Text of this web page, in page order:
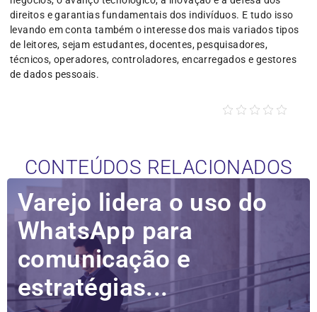
direitos e garantias fundamentais dos indivíduos. E tudo isso
levando em conta também o interesse dos mais variados tipos
de leitores, sejam estudantes, docentes, pesquisadores,
técnicos, operadores, controladores, encarregados e gestores
de dados pessoais.
CONTEÚDOS RELACIONADOS
Varejo lidera o uso do
WhatsApp para
comunicação e
estratégias...